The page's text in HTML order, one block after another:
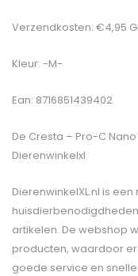
Verzendkosten: €4,95
Kleur: -M-
Ean: 8716851439402
De Cresta – Pro-C
Dierenwinkelxl
DierenwinkelXL.nl is
artikelen. De webshop
producten, waardoor
goede service en